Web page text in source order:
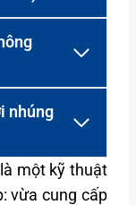
nhúng
một kỹ thuật
vừa cung cấp